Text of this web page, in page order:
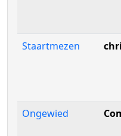
Staartmezen
Ongewied